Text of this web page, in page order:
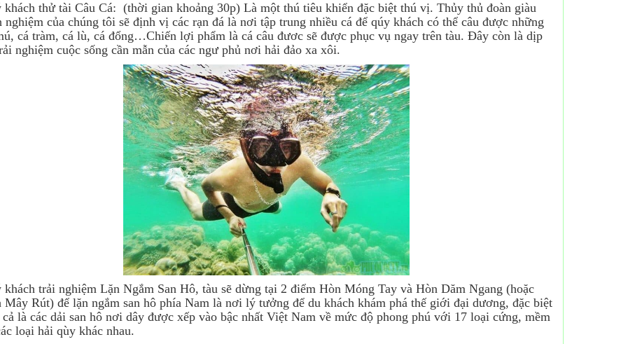
khách thử tài Câu Cá: (thời gian khoảng 30p) Là một thú tiêu khiển đặc biệt thú vị. Thủy thủ đoàn giàu
nghiệm của chúng tôi sẽ định vị các rạn đá là nơi tập trung nhiều cá để qúy khách có thể câu được những
cá tràm, cá lù, cá đổng…Chiến lợi phẩm là cá câu đươc sẽ được phục vụ ngay trên tàu. Đây còn là dịp
nghiệm cuộc sống cần mẫn của các ngư phủ nơi hải đảo xa xôi.
khách trải nghiệm Lặn Ngắm San Hô, tàu sẽ dừng tại 2 điểm Hòn Móng Tay và Hòn Dăm Ngang (hoặc
Mây Rút) để lặn ngắm san hô phía Nam là nơi lý tưởng để du khách khám phá thế giới đại dương, đặc biệt
là các dải san hô nơi dây được xếp vào bậc nhất Việt Nam về mức độ phong phú với 17 loại cứng, mềm
loại hải qùy khác nhau.